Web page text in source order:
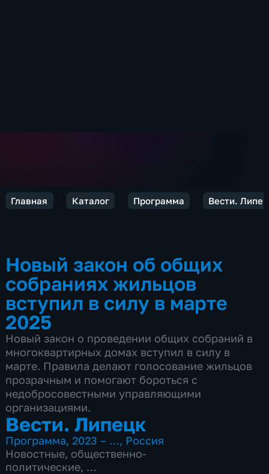
Главная Каталог Программа Вести.
Новый закон об общих
собраниях жильцов
вступил в силу в марте
2025
Новый закон о проведении общих собраний в
многоквартирных домах вступил в силу в
марте. Правила делают голосование жильцов
прозрачным и помогают бороться с
недобросовестными управляющими
организациями.
Вести. Липецк
Программа,2023 – …, Россия
Новостные, общественно-
политические,